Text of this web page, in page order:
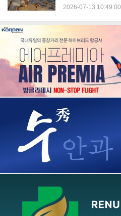
2026-07-13 10:49:00